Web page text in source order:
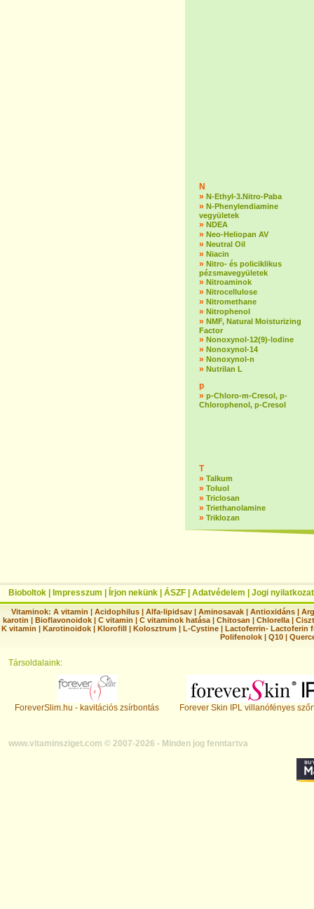
N
» N-Ethyl-3.Nitro-Paba
» N-Phenylendiamine
vegyületek
» NDEA
» Neo-Heliopan AV
» Neutral Oil
» Niacin
» Nitro- és policiklikus
pézsmavegyületek
» Nitroaminok
» Nitrocellulose
» Nitromethane
» Nitrophenol
» NMF, Natural Moisturizing
Factor
» Nonoxynol-12(9)-lodine
» Nonoxynol-14
» Nonoxynol-n
» Nutrilan L
p
» p-Chloro-m-Cresol, p-
Chlorophenol, p-Cresol
T
» Talkum
» Toluol
» Triclosan
» Triethanolamine
» Triklozan
Bioboltok Impresszum Írjon nekünk ÁSZF Adatvédelem Jogi nyilatkozat
Vitaminok: A vitamin |Acidophilus |Alfa-lipidsav |Aminosavak |Antioxidáns |
karotin | Bioflavonoidok | C vitamin | C vitaminok hatása | Chitosan | Chlorella |
K vitamin | Karotinoidok | Klorofill | Kolosztrum | L-Cystine | Lactoferrin- Lactoferin
Polifenolok |Q10 |
Társoldalaink:
ForeverSlim.hu - kavitációs zsírbontás Forever Skin IPL villanófényes
www.vitaminsziget.com © 2007-2026 - Minden jog fenntartva